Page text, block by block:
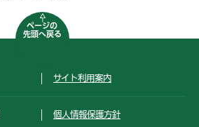
ページの
先頭へ戻る
サイト利用案内
個人情報保護方針